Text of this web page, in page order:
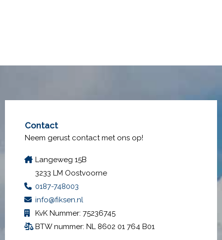
Contact
Neem gerust contact met ons op!
Langeweg 15B
3233 LM Oostvoorne
0187-748003
info@fiksen.nl
KvK Nummer: 75236745
BTW nummer: NL 8602 01 764 B01